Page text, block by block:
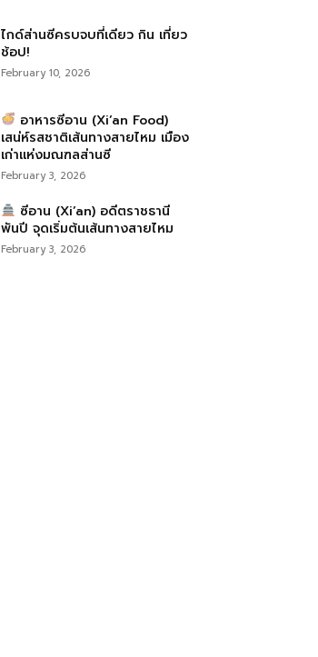
ไกด์ส่านซีครบจบที่เดียว กิน เที่ยว
ช้อป!
February 10, 2026
อาหารซีอาน (Xi’an Food)
เสน่ห์รสชาติเส้นทางสายไหม เมือง
เก่าแห่งมณฑลส่านซี
February 3, 2026
ซีอาน (Xi’an) อดีตราชธานี
พันปี จุดเริ่มต้นเส้นทางสายไหม
February 3, 2026